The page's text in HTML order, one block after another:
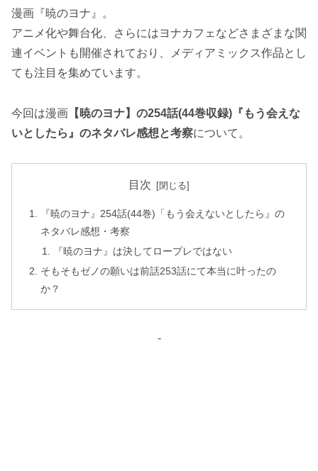
漫画『暁のヨナ』。
アニメ化や舞台化、さらにはヨナカフェなどさまざまな関
連イベントも開催されており、メディアミックス作品とし
ても注目を集めています。
今回は漫画 【暁のヨナ】の254話(44巻収録)『もう会えな
いとしたら』のネタバレ感想と考察について。
目次
『暁のヨナ』254話(44巻)「もう会えないとしたら』の
ネタバレ感想・考察
『暁のヨナ』は決してロープレではない
そもそもゼノの願いは前話253話にて本当に叶ったの
か？
-